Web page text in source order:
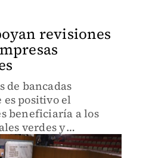
revisiones
de bancadas
positivo el
beneficiaría a los
verdes y
se gasta.